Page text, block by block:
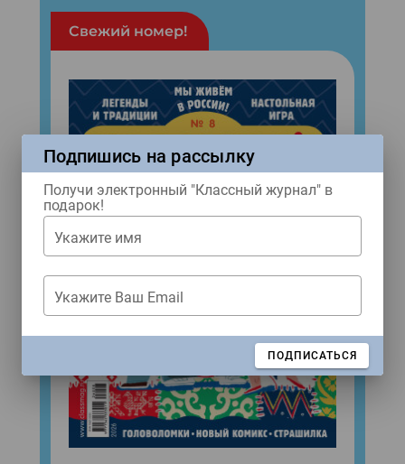
Свежий номер!
Подпишись на рассылку
Получи электронный "Классный журнал" в
подарок!
Укажите имя
Укажите Ваш Email
ПОДПИСАТЬСЯ